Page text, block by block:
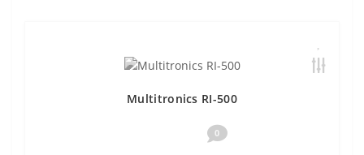
Multitronics RI-500
0